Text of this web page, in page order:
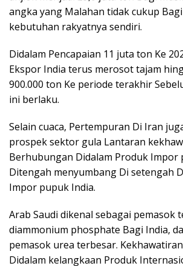
angka yang Malahan tidak cukup
kebutuhan rakyatnya sendiri.
Didalam Pencapaian 11 juta ton Ke
Ekspor India terus merosot tajam
900.000 ton Ke periode terakhir
ini berlaku.
Selain cuaca, Pertempuran Di Iran
prospek sektor gula Lantaran
Berhubungan Didalam Produk Impor
Ditengah menyumbang Di setengah
Impor pupuk India.
Arab Saudi dikenal sebagai pemasok
diammonium phosphate Bagi India,
pemasok urea terbesar.
Didalam kelangkaan Produk